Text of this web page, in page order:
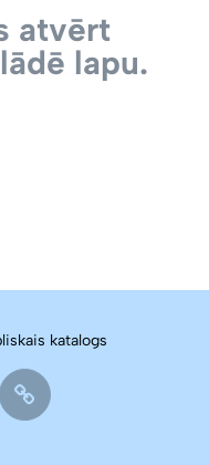
atvērt
lapu.
katalogs